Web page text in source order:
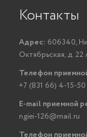
Контакты
Адрес: 606340,
Октябрьская, д. 22
Телефон
+7 (831 66) 4-15-50
E-mail приемной
ngiei-126@mail.ru